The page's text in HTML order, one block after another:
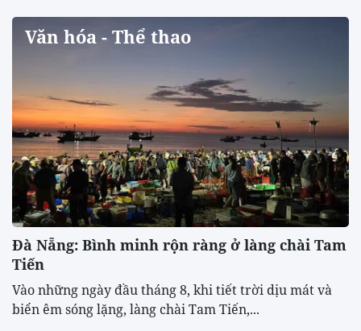
Văn hóa - Thể thao
Đà Nẵng: Bình minh rộn ràng ở làng chài Tam
Tiến
Vào những ngày đầu tháng 8, khi tiết trời dịu mát và
biển êm sóng lặng, làng chài Tam Tiến,...